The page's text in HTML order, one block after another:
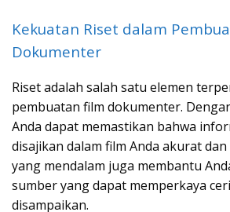
Kekuatan Riset dalam
Dokumenter
Riset adalah salah satu elemen
pembuatan film dokumenter.
Anda dapat memastikan bahwa
disajikan dalam film Anda akurat
yang mendalam juga membantu
sumber yang dapat memperkaya
disampaikan.